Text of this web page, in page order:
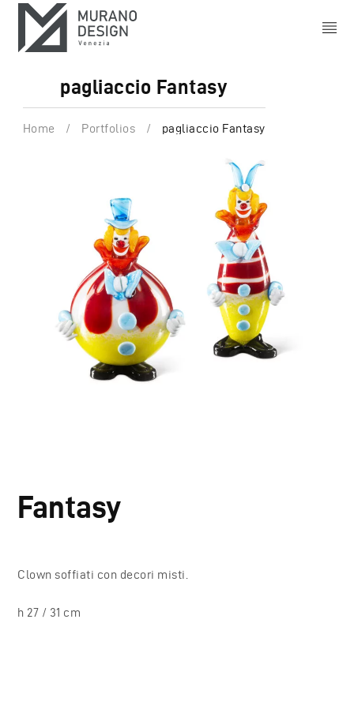
pagliaccio Fantasy
Home / Portfolios / pagliaccio Fantasy
Fantasy
Clown soffiati con decori misti.
h 27 / 31 cm